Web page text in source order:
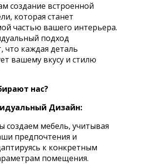
создание встроенной
которая станет
частью вашего интерьера.
подход
что каждая деталь
вашему вкусу и стилю
нас?
Дизайн:
создаем мебель, учитывая
предпочтения и
к конкретным
помещения.